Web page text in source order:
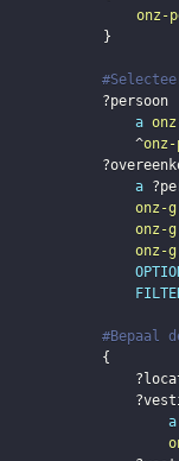
onz-
}
?persoon
a
                ^
onz-
a
onz-g
onz-g
onz-g
#Bepaal
{
a